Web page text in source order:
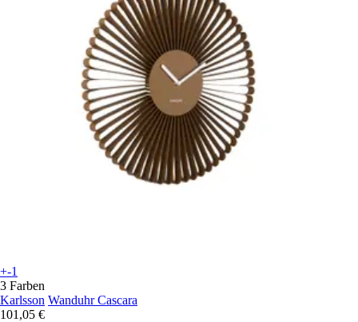
+-1
3 Farben
Karlsson Wanduhr Cascara
101,05 €